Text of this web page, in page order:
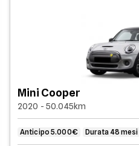
Mini Cooper
2020 - 50.045km
Anticipo 5.000€ Durata 48 mesi